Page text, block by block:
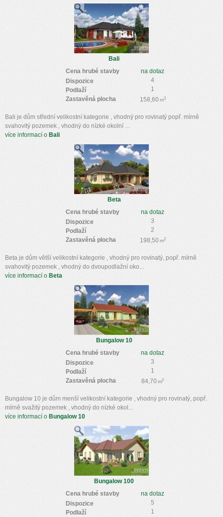
Bali
na dotaz
Cena hrubé stavby
4
Dispozice
1
Podlaží
158,60 m2
Zastavěná plocha
Bali je dům střední velikostní kategorie , vhodný pro rovinatý popř. mírně
svahovitý pozemek , vhodný do nízké okolní ...
více informací o Bali
Beta
na dotaz
Cena hrubé stavby
3
Dispozice
2
Podlaží
198,50 m2
Zastavěná plocha
Beta je dům větší velikostní kategorie , vhodný pro rovinatý, popř. mírně
svahovitý pozemek , vhodný do dvoupodlažní oko...
více informací o Beta
Bungalow 10
na dotaz
Cena hrubé stavby
3
Dispozice
1
Podlaží
84,70 m2
Zastavěná plocha
Bungalow 10 je dům menší velikostní kategorie , vhodný pro rovinatý, popř.
mírně svažitý pozemek , vhodný do nízké okol...
více informací o Bungalow 10
Bungalow 100
na dotaz
Cena hrubé stavby
5
Dispozice
1
Podlaží